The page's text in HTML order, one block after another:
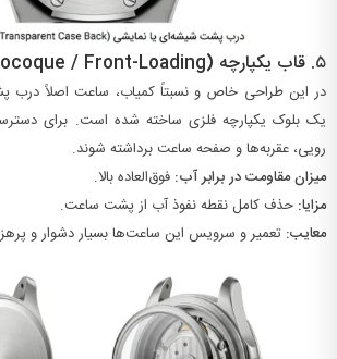
۵. قاب یکپارچه (Monocoque / Front-Loading)
در این طراحی خاص و نسبتاً کمیاب، ساعت اصلاً درب
یک بلوک یکپارچه فلزی ساخته شده است. برای
رویی، عقربه‌ها و صفحه ساعت برداشته شوند.
میزان مقاومت در برابر آب: فوق‌العاده بالا.
مزایا: حذف کامل نقطه نفوذ آب از پشت ساعت.
معایب: تعمیر و سرویس این ساعت‌ها بسیار دشوار و